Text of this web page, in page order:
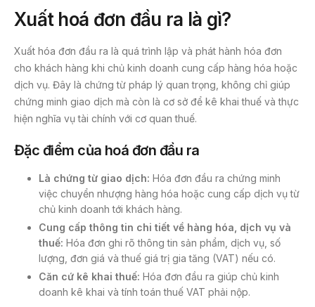
Xuất hoá đơn đầu ra là gì?
Xuất hóa đơn đầu ra là quá trình lập và phát hành hóa đơn
cho khách hàng khi chủ kinh doanh cung cấp hàng hóa hoặc
dịch vụ. Đây là chứng từ pháp lý quan trọng, không chỉ giúp
chứng minh giao dịch mà còn là cơ sở để kê khai thuế và thực
hiện nghĩa vụ tài chính với cơ quan thuế.
Đặc điểm của hoá đơn đầu ra
Là chứng từ giao dịch: Hóa đơn đầu ra chứng minh
việc chuyển nhượng hàng hóa hoặc cung cấp dịch vụ từ
chủ kinh doanh tới khách hàng.
Cung cấp thông tin chi tiết về hàng hóa, dịch vụ và
thuế: Hóa đơn ghi rõ thông tin sản phẩm, dịch vụ, số
lượng, đơn giá và thuế giá trị gia tăng (VAT) nếu có.
Căn cứ kê khai thuế: Hóa đơn đầu ra giúp chủ kinh
doanh kê khai và tính toán thuế VAT phải nộp.